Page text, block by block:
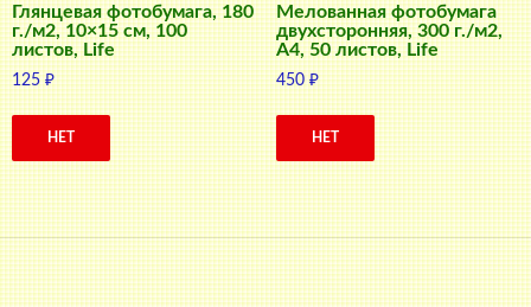
Глянцевая фотобумага, 180
г./м2, 10×15 см, 100
листов, Life
125₽
НЕТ
Мелованная фотобумага
двухсторонняя, 300 г./м2,
A4, 50 листов, Life
450₽
НЕТ